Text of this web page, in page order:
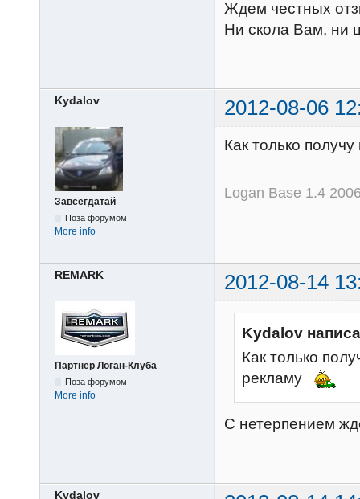
Ждем честных
Ни скола Вам, ни
Kydalov 2012-08-06
Завсегдатай
Поза форумом
More info
Как только
Logan Base 1.4
REMARK 2012-08-14
Партнер Логан-Клуба
Поза форумом
More info
Kydalov
Как только
рекламу
С нетерпением
Kydalov